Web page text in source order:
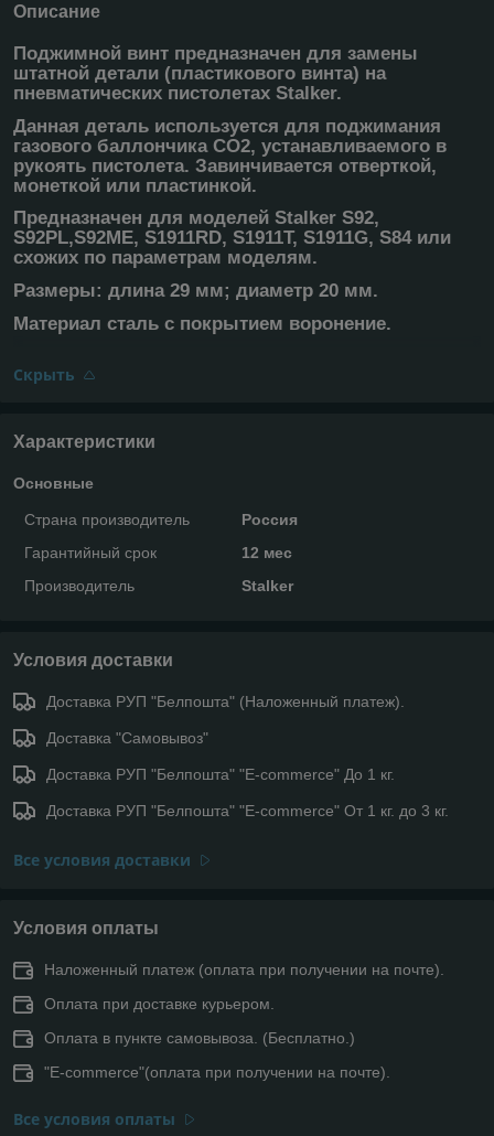
Описание
Поджимной винт предназначен для замены
штатной детали (пластикового винта) на
пневматических пистолетах Stalker.
Данная деталь используется для поджимания
газового баллончика СО2, устанавливаемого в
рукоять пистолета. Завинчивается отверткой,
монеткой или пластинкой.
Предназначен для моделей Stalker S92,
S92PL,S92ME, S1911RD, S1911T, S1911G, S84 или
схожих по параметрам моделям.
Размеры: длина 29 мм; диаметр 20 мм.
Материал сталь с покрытием воронение.
Скрыть
Характеристики
Основные
Страна производитель
Россия
Гарантийный срок
12 мес
Производитель
Stalker
Условия доставки
Доставка РУП "Белпошта" (Наложенный платеж).
Доставка "Самовывоз"
Доставка РУП "Белпошта" "E-commerce" До 1 кг.
Доставка РУП "Белпошта" "E-commerce" От 1 кг. до 3 кг.
Все условия доставки
Условия оплаты
Наложенный платеж (оплата при получении на почте).
Оплата при доставке курьером.
Оплата в пункте самовывоза. (Бесплатно.)
"E-commerce"(оплата при получении на почте).
Все условия оплаты